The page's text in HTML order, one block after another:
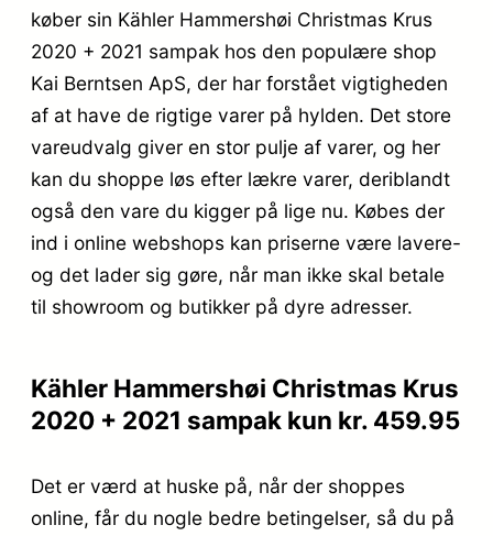
køber sin Kähler Hammershøi Christmas Krus
2020 + 2021 sampak hos den populære shop
Kai Berntsen ApS, der har forstået vigtigheden
af at have de rigtige varer på hylden. Det store
vareudvalg giver en stor pulje af varer, og her
kan du shoppe løs efter lækre varer, deriblandt
også den vare du kigger på lige nu. Købes der
ind i online webshops kan priserne være lavere-
og det lader sig gøre, når man ikke skal betale
til showroom og butikker på dyre adresser.
Kähler Hammershøi Christmas Krus
2020 + 2021 sampak kun kr. 459.95
Det er værd at huske på, når der shoppes
online, får du nogle bedre betingelser, så du på